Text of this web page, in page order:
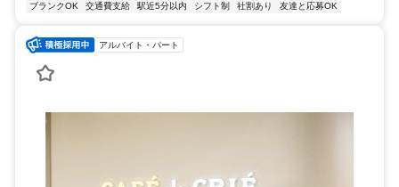
ブランクOK
交通費支給 駅近5分以内 シフト制 社割あり 友達と応募OK
アルバイト・パート